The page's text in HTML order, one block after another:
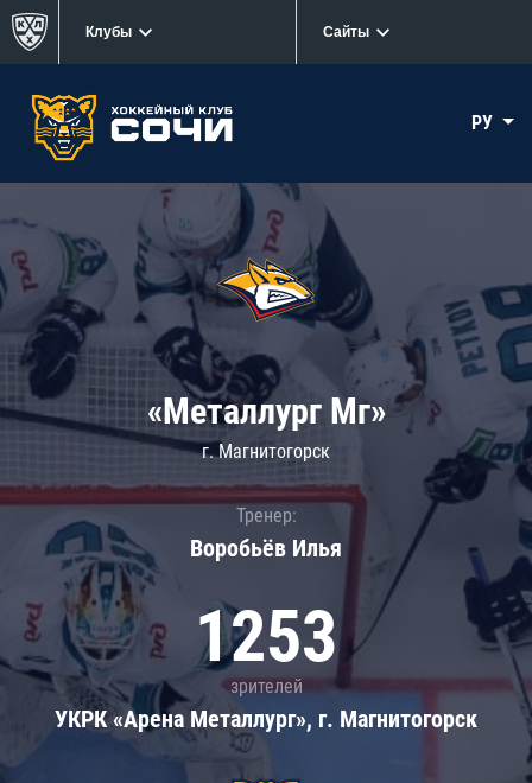
Клубы Сайты
РУ
«Металлург Мг»
г. Магнитогорск
Тренер:
Воробьёв Илья
1253
зрителей
УКРК «Арена Металлург», г. Магнитогорск